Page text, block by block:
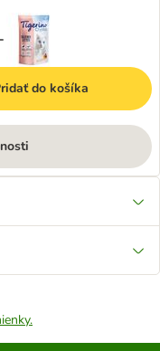
do košíka